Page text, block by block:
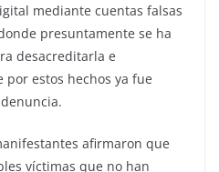
mediante cuentas falsas
presuntamente se ha
desacreditarla e
estos hechos ya fue
afirmaron que
víctimas que no han